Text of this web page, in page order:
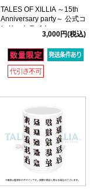
TALES OF XILLIA ～15th
Anniversary party～ 公式コ
ンサートライト
3,000円(税込)